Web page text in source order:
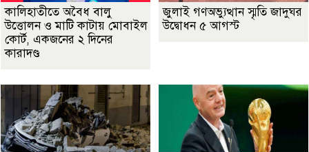
কালিহাতীতে অবৈধ বালু
উত্তোলন ও মাটি কাটায় মোবাইল
কোর্ট, একজনের ২ দিনের
কারাদণ্ড
জুলাই গণঅভ্যুত্থান স্মৃতি জাদুঘর
উদ্বোধন ৫ আগস্ট